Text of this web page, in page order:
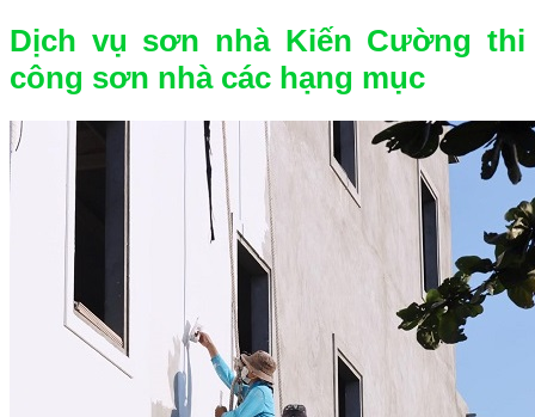
Dịch vụ sơn nhà Kiến Cường thi
công sơn nhà các hạng mục